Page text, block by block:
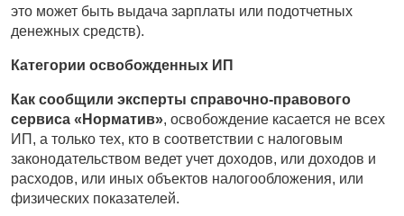
это может быть выдача зарплаты или подотчетных
денежных средств).
Категории освобожденных ИП
Как сообщили эксперты справочно-правового
сервиса «Норматив», освобождение касается не всех
ИП, а только тех, кто в соответствии с налоговым
законодательством ведет учет доходов, или доходов и
расходов, или иных объектов налогообложения, или
физических показателей.